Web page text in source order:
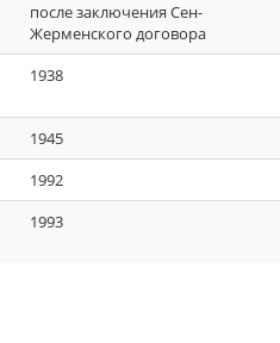
после заключения Сен-
Жерменского договора
1938
1945
1992
1993